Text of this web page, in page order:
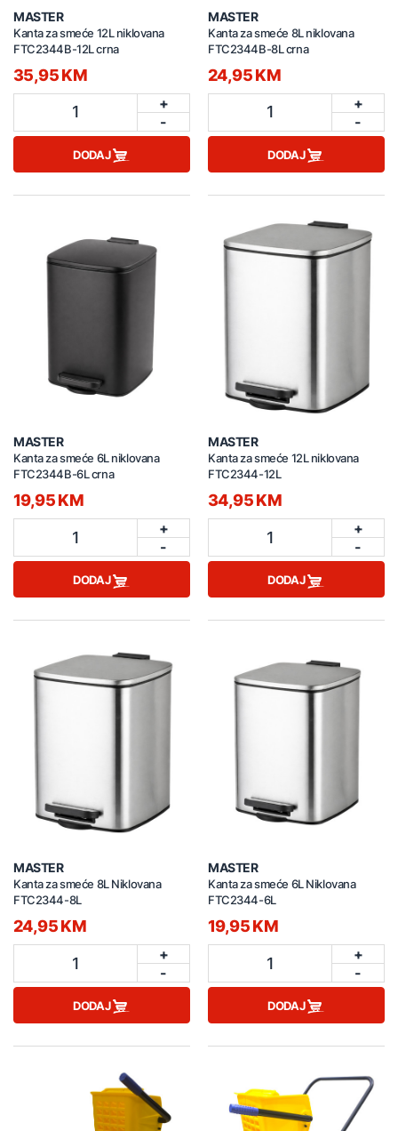
MASTER
Kanta za smeće 12L niklovana
FTC2344B-12L crna
35,95 KM
1
+
-
DODAJ
MASTER
Kanta za smeće 8L niklovana
FTC2344B-8L crna
24,95 KM
1
+
-
DODAJ
MASTER
Kanta za smeće 6L niklovana
FTC2344B-6L crna
19,95 KM
1
+
-
DODAJ
MASTER
Kanta za smeće 12L niklovana
FTC2344-12L
34,95 KM
1
+
-
DODAJ
MASTER
Kanta za smeće 8L Niklovana
FTC2344-8L
24,95 KM
1
+
-
DODAJ
MASTER
Kanta za smeće 6L Niklovana
FTC2344-6L
19,95 KM
1
+
-
DODAJ